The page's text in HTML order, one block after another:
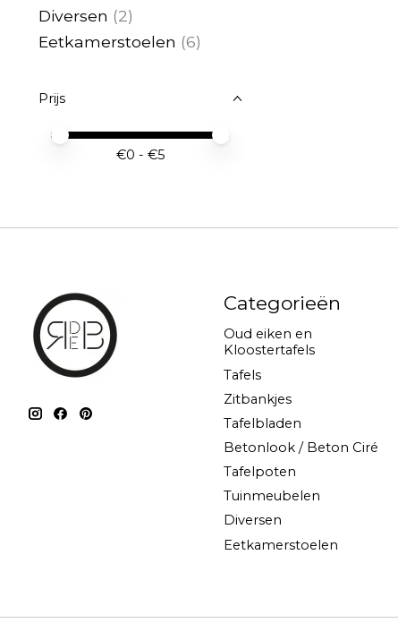
Diversen (2)
Eetkamerstoelen (6)
Prijs
Minimale prijswaarde
Price maximum value
€0 - €5
Categorieën
Oud eiken en
Kloostertafels
Tafels
Zitbankjes
Tafelbladen
Betonlook / Beton Ciré
Tafelpoten
Tuinmeubelen
Diversen
Eetkamerstoelen